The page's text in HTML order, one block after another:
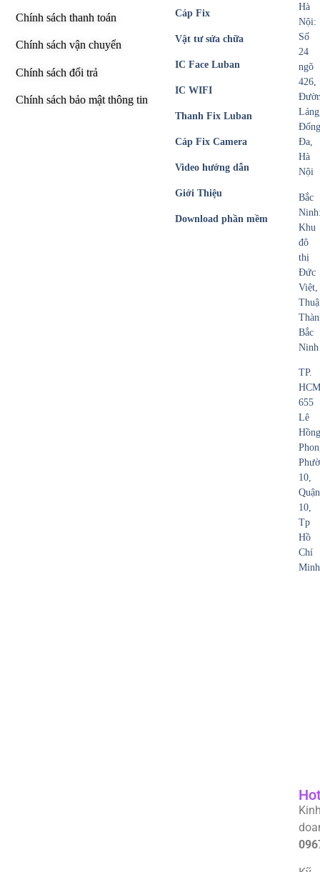
Cáp Fix
Vật tư sửa chữa
IC Face Luban
IC WIFI
Thanh Fix Luban
Cáp Fix Camera
Video hướng dẫn
Giới Thiệu
Download phần mềm
Chính sách thanh toán
Chính sách vận chuyển
Chính sách đổi trả
Chính sách bảo mật thông tin
Hà
Nội:
Số
24
ngõ
426,
Đống
Đa,
Hà
Nội
Bắc
Khu
đô
thị
Đức
Việt,
Bắc
Ninh
TP.
655
Lê
Hồng
10,
Quận
10,
Tp
Hồ
Chí
Minh